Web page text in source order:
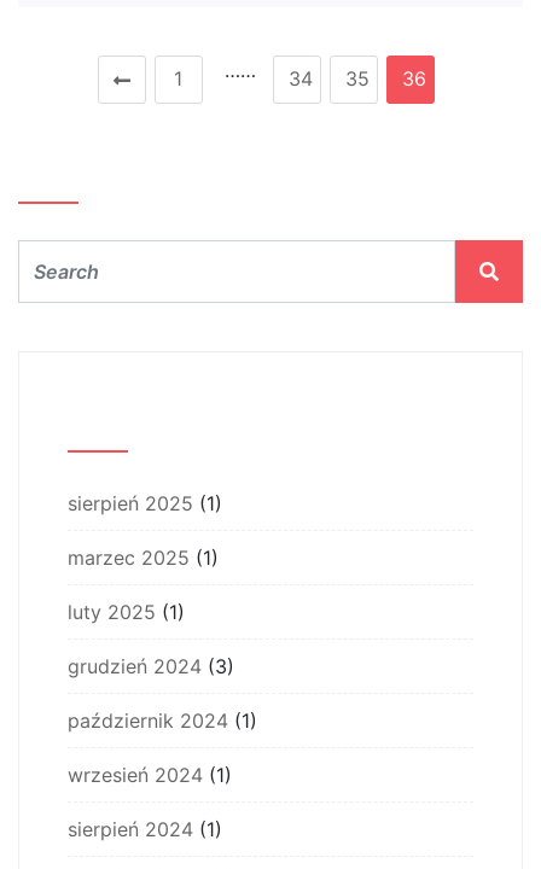
1 …… 34 35 36
sierpień 2025 (1)
marzec 2025 (1)
luty 2025 (1)
grudzień 2024 (3)
październik 2024 (1)
wrzesień 2024 (1)
sierpień 2024 (1)